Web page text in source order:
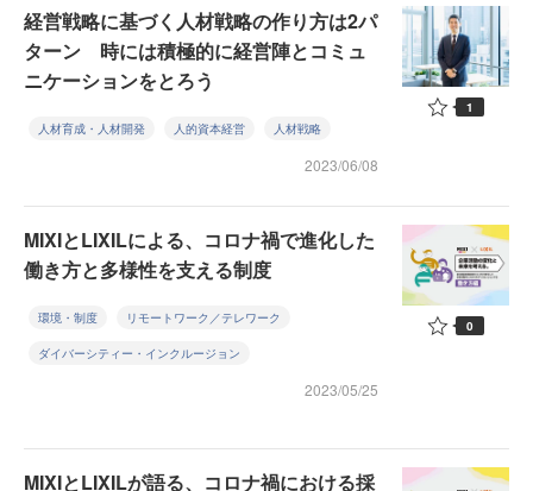
経営戦略に基づく人材戦略の作り方は2パ
ターン 時には積極的に経営陣とコミュ
ニケーションをとろう
人材育成・人材開発 人的資本経営 人材戦略
2023/06/08
1
MIXIとLIXILによる、コロナ禍で進化した
働き方と多様性を支える制度
環境・制度 リモートワーク／テレワーク
ダイバーシティー・インクルージョン
2023/05/25
0
MIXIとLIXILが語る、コロナ禍における採